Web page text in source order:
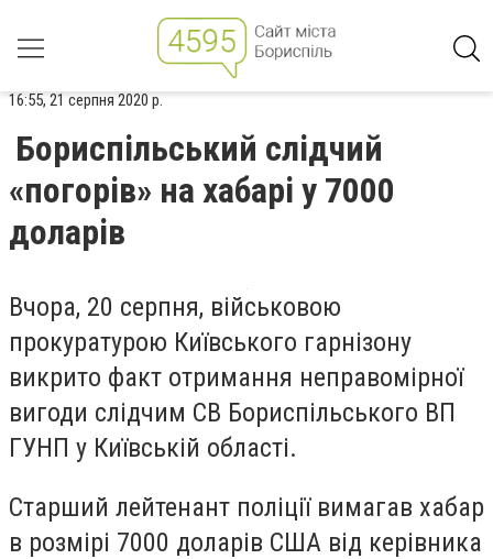
16:55, 21 серпня 2020 р.
Бориспільський слідчий
«погорів» на хабарі у 7000
доларів
Вчора, 20 серпня, військовою
прокуратурою Київського гарнізону
викрито факт отримання неправомірної
вигоди слідчим СВ Бориспільського ВП
ГУНП у Київській області.
Старший лейтенант поліції вимагав хабар
в розмірі 7000 доларів США від керівника